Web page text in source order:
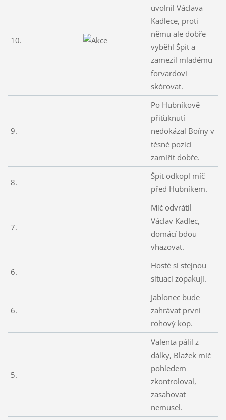
10.
uvolnil Václava
Kadlece, proti
němu ale dobře
vyběhl Špit a
zamezil mladému
forvardovi
skórovat.
9.
Po Hubníkově
přiťuknutí
nedokázal Boíny v
těsné pozici
zamířit dobře.
8.
Špit odkopl míč
před Hubníkem.
7.
Míč odvrátil
Václav Kadlec,
domácí bdou
vhazovat.
6.
Hosté si stejnou
situaci zopakují.
6.
Jablonec bude
zahrávat první
rohový kop.
5.
Valenta pálil z
dálky, Blažek míč
pohledem
zkontroloval,
zasahovat
nemusel.